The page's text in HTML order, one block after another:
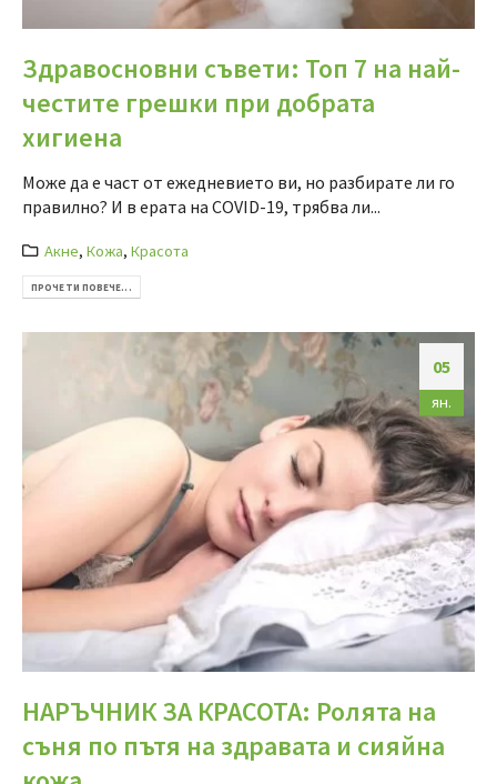
Здравосновни съвети: Топ 7 на най-
честите грешки при добрата
хигиена
Може да е част от ежедневието ви, но разбирате ли го
правилно? И в ерата на COVID-19, трябва ли...
Акне,Кожа,Красота
ПРОЧЕТИ ПОВЕЧЕ...
05
ян.
НАРЪЧНИК ЗА КРАСОТА: Ролята на
съня по пътя на здравата и сияйна